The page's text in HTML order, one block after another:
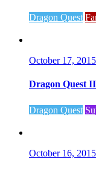
Dragon Quest
October 17, 2015
Dragon Quest II
Dragon Quest
October 16, 2015